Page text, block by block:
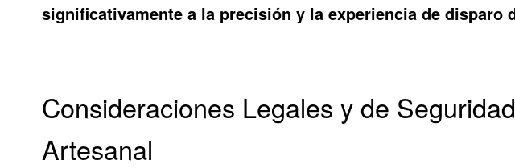
significativamente a la precisión y la experiencia de disparo
Consideraciones Legales y de
Artesanal